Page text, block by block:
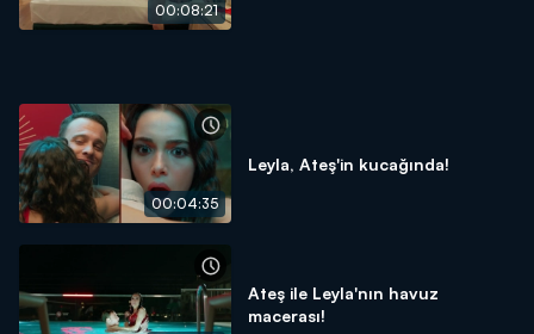
00:08:21
00:04:35
Leyla, Ateş'in kucağında!
Ateş ile Leyla'nın havuz
macerası!